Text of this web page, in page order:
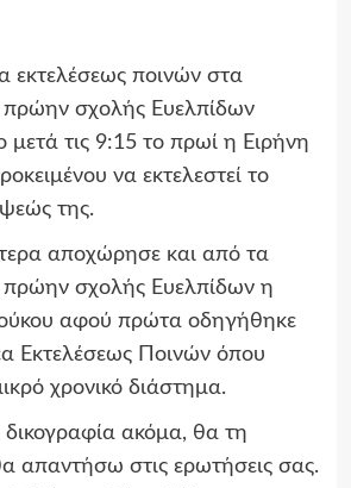
εκτελέσεως ποινών στα
πρώην σχολής Ευελπίδων
μετά τις 9:15 το πρωί η Ειρήνη
να εκτελεστεί το
της.
αποχώρησε και από τα
πρώην σχολής Ευελπίδων η
αφού πρώτα οδηγήθηκε
Εκτελέσεως Ποινών όπου
χρονικό διάστημα.
δικογραφία ακόμα, θα τη
απαντήσω στις ερωτήσεις σας.